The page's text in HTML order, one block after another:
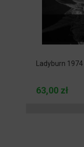
Ladyburn
63,00 zł